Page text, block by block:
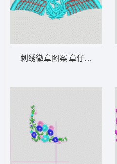
刺绣徽章图案 章仔翅膀